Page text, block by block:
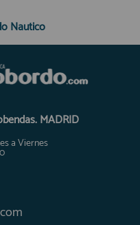
Nautico
MADRID
a Viernes